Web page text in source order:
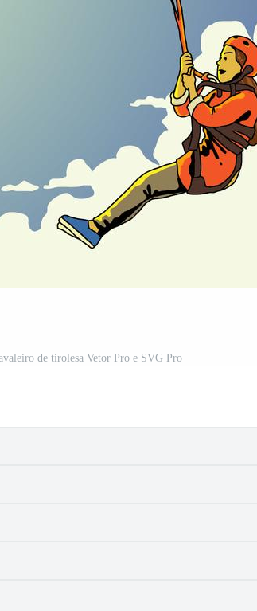
de tirolesa Vetor Pro e SVG Pro